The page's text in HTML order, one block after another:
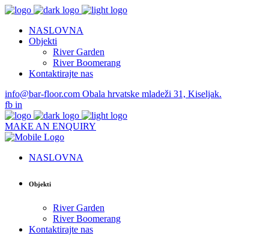
NASLOVNA
Objekti
River Garden
River Boomerang
Kontaktirajte nas
info@bar-floor.com Obala hrvatske mladeži 31, Kiseljak.
fb in
MAKE AN ENQUIRY
NASLOVNA
Objekti
River Garden
River Boomerang
Kontaktirajte nas